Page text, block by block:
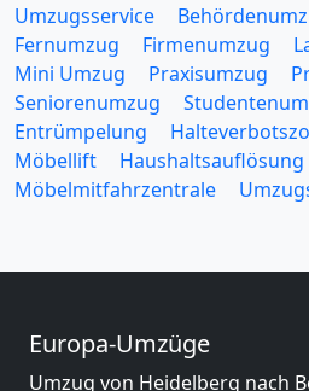
Umzugsservice
Fernumzug
Firmenumzug
Mini Umzug
Praxisumzug
Seniorenumzug
Entrümpelung
Möbellift
Haushaltsauflösung
Möbelmitfahrzentrale
Europa-Umzüge
Umzug von Heidelberg nach